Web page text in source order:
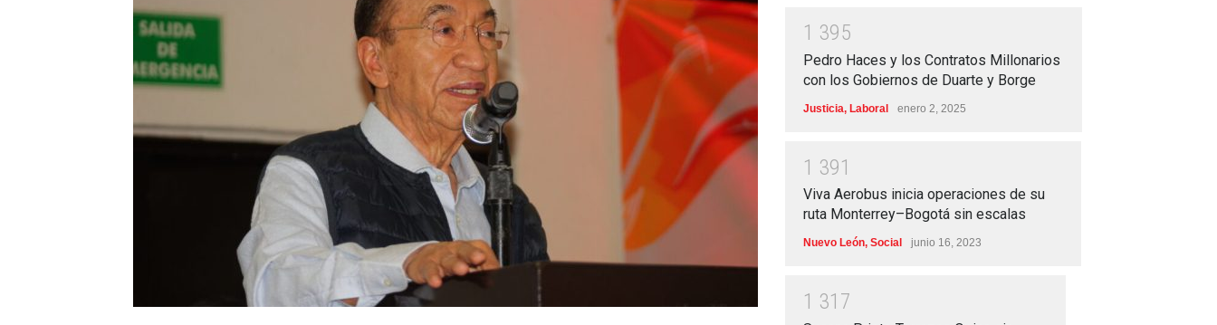
1 395
Pedro Haces y los Contratos Millonarios
con los Gobiernos de Duarte y Borge
Justicia, Laboral enero 2, 2025
1 391
Viva Aerobus inicia operaciones de su
ruta Monterrey–Bogotá sin escalas
Nuevo León, Social junio 16, 2023
1 31 7